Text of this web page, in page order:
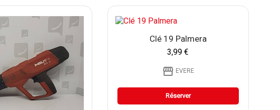
Clé 19 Palmera
3,99 €
storefront EVERE
Réserver